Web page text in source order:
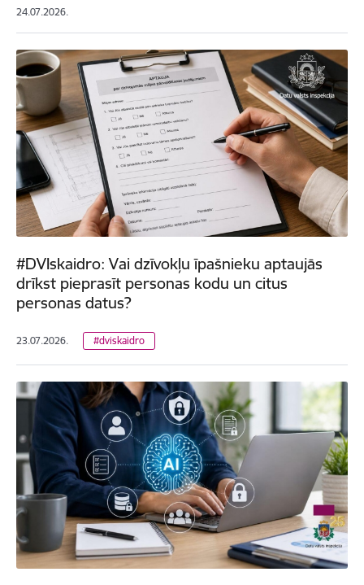
24.07.2026.
#DVIskaidro: Vai dzīvokļu īpašnieku aptaujās
drīkst pieprasīt personas kodu un citus
personas datus?
23.07.2026. #dviskaidro